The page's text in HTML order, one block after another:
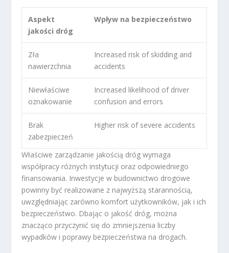
Aspekt
jakości dróg
Wpływ na bezpieczeństwo
Zła
nawierzchnia
Increased risk of skidding and
accidents
Niewłaściwe
oznakowanie
Increased likelihood of driver
confusion and errors
Brak
zabezpieczeń
Higher risk of severe accidents
Właściwe zarządzanie jakością dróg wymaga
współpracy różnych instytucji oraz odpowiedniego
finansowania. Inwestycje w budownictwo drogowe
powinny być realizowane z najwyższą starannością,
uwzględniając zarówno komfort użytkowników, jak i ich
bezpieczeństwo. Dbając o jakość dróg, można
znacząco przyczynić się do zmniejszenia liczby
wypadków i poprawy bezpieczeństwa na drogach.